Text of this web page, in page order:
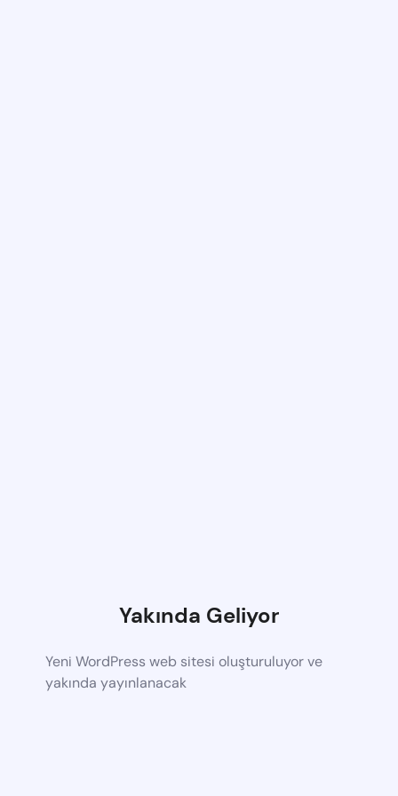
Yakında Geliyor
Yeni WordPress web sitesi oluşturuluyor ve
yakında yayınlanacak